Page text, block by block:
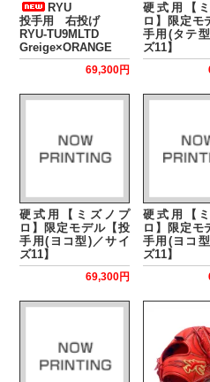
RYU
投手用 右投げ
RYU-TU9MLTD
Greige×ORANGE
69,300円
硬式用【
ロ】限定モ
手用(タテ
ズ11】
硬式用【ミズノプ
ロ】限定モデル【投
手用(ヨコ型)／サイ
ズ11】
69,300円
硬式用【
ロ】限定モ
手用(ヨコ
ズ11】